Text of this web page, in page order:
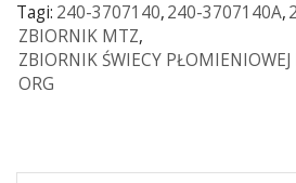
Tagi: 240-3707140,240-3707140A,
ZBIORNIK MTZ,
ZBIORNIK ŚWIECY
ORG